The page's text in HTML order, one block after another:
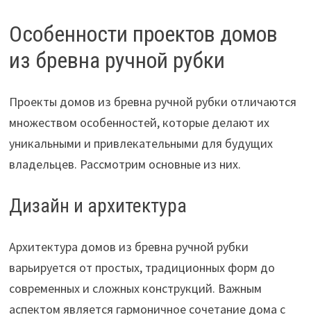
Особенности проектов домов
из бревна ручной рубки
Проекты домов из бревна ручной рубки отличаются
множеством особенностей, которые делают их
уникальными и привлекательными для будущих
владельцев. Рассмотрим основные из них.
Дизайн и архитектура
Архитектура домов из бревна ручной рубки
варьируется от простых, традиционных форм до
современных и сложных конструкций. Важным
аспектом является гармоничное сочетание дома с